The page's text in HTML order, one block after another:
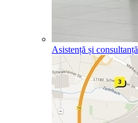
Asistență și consultanță